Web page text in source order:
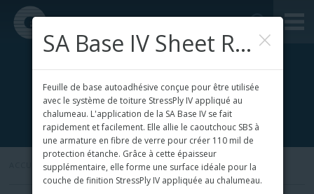
ACCUEIL »
×
SA Base IV Sheet Roofing
Feuille de base autoadhésive conçue pour être utilisée
avec le système de toiture StressPly IV appliqué au
chalumeau. L'application de la SA Base IV se fait
rapidement et facilement. Elle allie le caoutchouc SBS à
une armature en fibre de verre pour créer 110 mil de
protection étanche. Grâce à cette épaisseur
supplémentaire, elle forme une surface idéale pour la
couche de finition StressPly IV appliquée au chalumeau.